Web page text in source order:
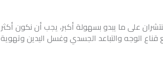
على ما يبدو بسهولة أكبر، يجب أن نكون أكثر
لإبطاء انتشار كوفيد-19″، موصيا ً بوضع قناع الوجه والتباعد الجسدي وغسل اليدين وتهوية